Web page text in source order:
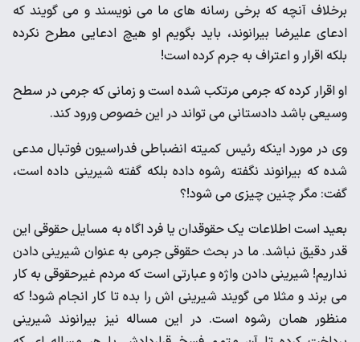
برخلاف آنچه که برخی رسانه های ما می نویسند و می گویند که
ادعای علیرضا بیرانوند، باید بگویم او هیچ ادعایی مطرح نکرده
بلکه اقرار و اعتراف به جرم کرده است!
او اقرار کرده که جرمی مرتکب شده است و زمانی که جرمی در سطح
وسیعی باشد دادستانی می تواند در این خصوص ورود کند.
وی در مورد اینکه رئیس کمیته انضباطی فدراسیون فوتبال مدعی
شده که بیرانوند نگفته رشوه داده بلکه گفته شیرینی داده است،
گفت: مگر چنین چیزی می شود!؟
بعید است اطلاعات یک حقوقدان یا فرد اگاه به مسایل حقوقی این
قدر دقیق نباشد. ما در بحث حقوقی جرمی به عنوان شیرینی دادن
نداریم! شیرینی دادن واژه و عبارتی است که مردم غیرحقوقی به کار
می برند و مثلا می گویند شیرینی اش را بده تا کار انجام شود! که
منظور همان رشوه است. در این مساله نیز بیرانوند شیرینی